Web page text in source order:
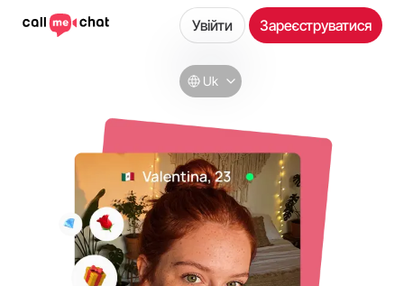
Uk
Увійти Зареєструватися